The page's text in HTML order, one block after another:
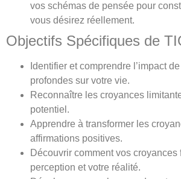
vos schémas de pensée pour
vous désirez réellement.
Objectifs Spécifiques de
Identifier et comprendre l’impact
profondes sur votre vie.
Reconnaître les croyances
potentiel.
Apprendre à transformer les
affirmations positives.
Découvrir comment vos croyances
perception et votre réalité.